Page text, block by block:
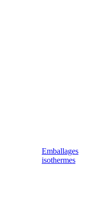
Emballages
isothermes